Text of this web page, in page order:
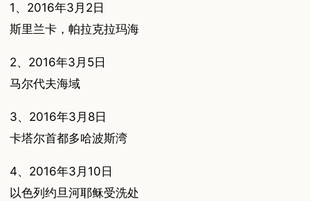
1、2016年3月2日
斯里兰卡，帕拉克拉玛海
2、2016年3月5日
马尔代夫海域
3、2016年3月8日
卡塔尔首都多哈波斯湾
4、2016年3月10日
以色列约旦河耶稣受洗处